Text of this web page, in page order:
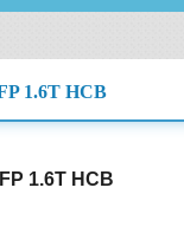
1.6T HCB
1.6T HCB